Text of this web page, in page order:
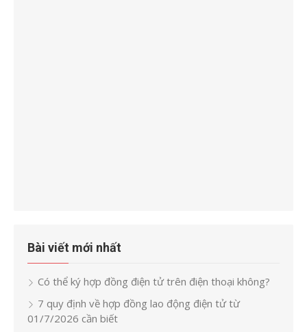
Bài viết mới nhất
Có thể ký hợp đồng điện tử trên điện thoại không?
7 quy định về hợp đồng lao động điện tử từ
01/7/2026 cần biết